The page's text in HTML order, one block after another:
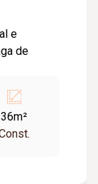
e
de
36m²